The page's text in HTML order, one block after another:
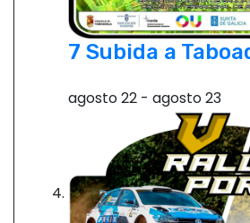
7 Subida a
agosto 22 - agosto 23